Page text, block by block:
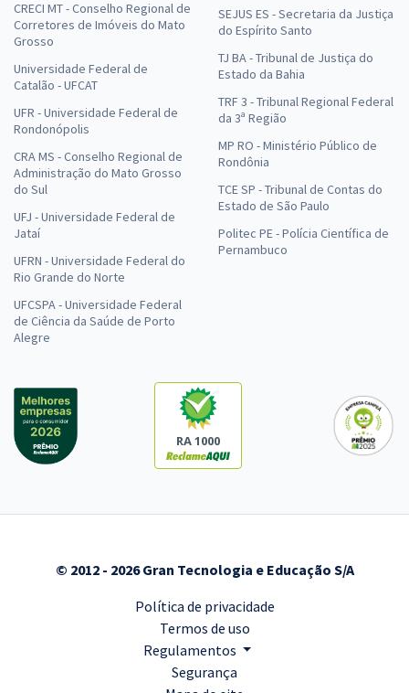
CRECI MT - Conselho Regional de
Corretores de Imóveis do Mato
Grosso
Universidade Federal de
Catalão - UFCAT
UFR - Universidade Federal de
Rondonópolis
CRA MS - Conselho Regional de
Administração do Mato Grosso
do Sul
UFJ - Universidade Federal de
Jataí
UFRN - Universidade Federal do
Rio Grande do Norte
UFCSPA - Universidade Federal
de Ciência da Saúde de Porto
Alegre
SEJUS ES - Secretaria da Justiça
do Espírito Santo
TJ BA - Tribunal de Justiça do
Estado da Bahia
TRF 3 - Tribunal Regional Federal
da 3ª Região
MP RO - Ministério Público de
Rondônia
TCE SP - Tribunal de Contas do
Estado de São Paulo
Politec PE - Polícia Científica de
Pernambuco
RA 1000
© 2012 - 2026 Gran Tecnologia e Educação S/A
Política de privacidade
Termos de uso
Regulamentos
Segurança